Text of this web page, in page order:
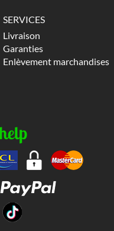
SERVICES
Livraison
Garanties
Enlèvement marchandises